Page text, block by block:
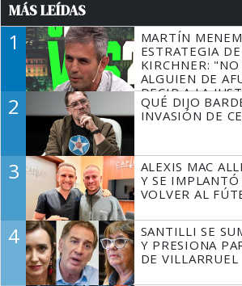
MÁS LEÍDAS
1
MARTÍN
ESTRATEGIA
KIRCHNER: "NO
ALGUIEN DE
DECIR A LA
TIENE QUE
2
QUÉ DIJO
INVASIÓN DE
3
ALEXIS MAC
Y SE
VOLVER AL
4
SANTILLI SE
Y PRESIONA
DE VILLARRUEL